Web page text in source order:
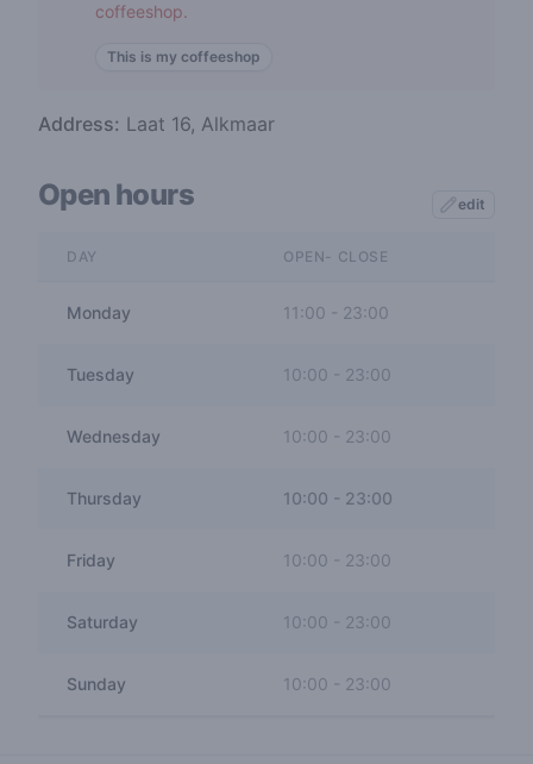
coffeeshop.
This is my coffeeshop
Address: Laat 16, Alkmaar
Open hours edit
DAY OPEN- CLOSE
Monday 11:00 - 23:00
Tuesday 10:00 23:00
Wednesday 10:00 - 23:00
Thursday 10:00 - 23:00
Friday 10:00 - 23:00
Saturday 10:00 23:00
Sunday 10:00 - 23:00